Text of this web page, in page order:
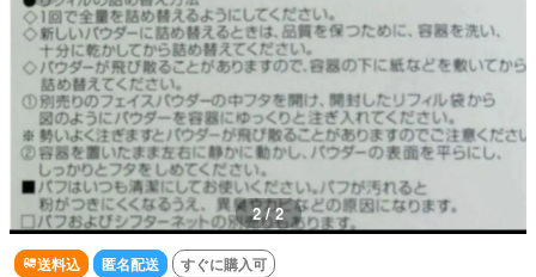
2 / 2
送料込 匿名配送 すぐに購入可